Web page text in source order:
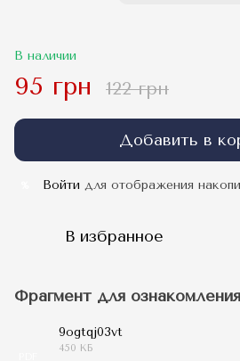
В наличии
95 грн 122 грн
Добавить в
Войти для отображения
В избранное
Фрагмент для ознакомления
9ogtqj03vt
450 КБ